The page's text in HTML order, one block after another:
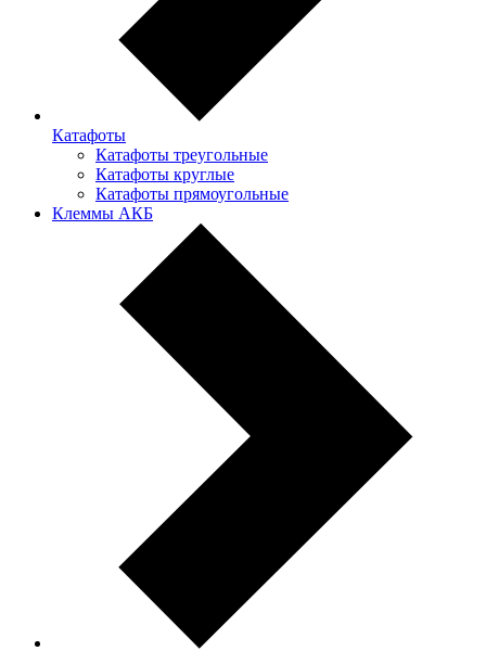
Катафоты
Катафоты треугольные
Катафоты круглые
Катафоты прямоугольные
Клеммы АКБ